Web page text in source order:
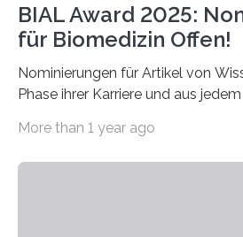
BIAL Award 2025:
für Biomedizin Offen!
Nominierungen für Artikel von
Phase ihrer Karriere und aus
Leben gerufen, um die
More than 1 year ago